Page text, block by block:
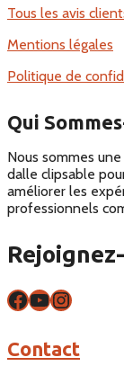
Tous les avis
Mentions légales
Politique de
Qui
Nous sommes
dalle clipsable
améliorer les
professionnels
Facebook
YouTube
Contact